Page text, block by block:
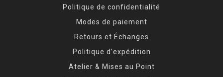
Politique de confidentialité
Modes de paiement
Retours et Échanges
Politique d’expédition
Atelier & Mises au Point